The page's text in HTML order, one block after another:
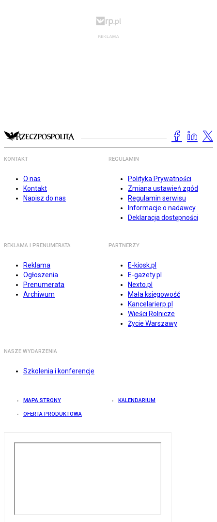
KONTAKT
O nas
Kontakt
Napisz do nas
REGULAMIN
Polityka Prywatności
Zmiana ustawień zgód
Regulamin serwisu
Informacje o nadawcy
Deklaracja dostępności
REKLAMA I PRENUMERATA
Reklama
Ogłoszenia
Prenumerata
Archiwum
PARTNERZY
E-kiosk.pl
E-gazety.pl
Nexto.pl
Mała księgowość
Kancelarierp.pl
Wieści Rolnicze
Życie Warszawy
NASZE WYDARZENIA
Szkolenia i konferencje
MAPA STRONY KALENDARIUM
OFERTA PRODUKTOWA